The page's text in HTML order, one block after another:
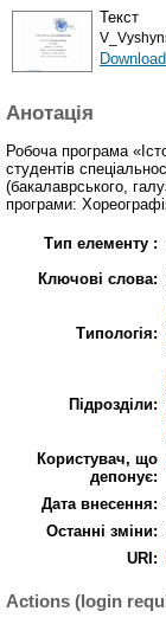
Текст
Анотація
Робоча програма
студентів
(бакалаврського,
програми:
Тип елементу :
Ключові слова:
Типологія:
Підрозділи:
Користувач, що
депонує:
Дата внесення:
Останні зміни:
URI:
Actions (login